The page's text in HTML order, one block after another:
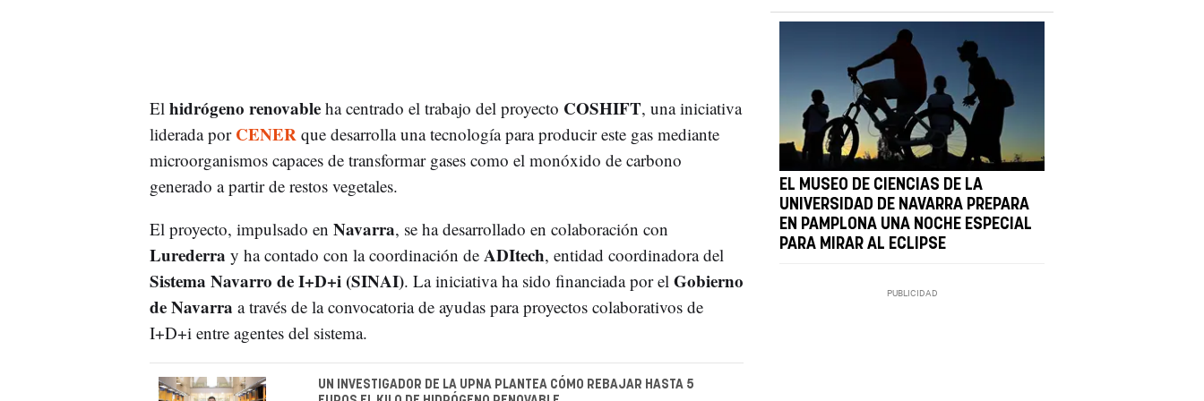
El hidrógeno renovableha centrado el trabajo del proyecto COSHIFT, una iniciativa
liderada por CENER que desarrolla una tecnología para producir este gas mediante
microorganismos capaces de transformar gases como el monóxido de carbono
generado a partir de restos vegetales.
El proyecto, impulsado en Navarra, se ha desarrollado en colaboración con
Lurederra y ha contado con la coordinación de ADItech, entidad coordinadora del
Sistema Navarro de I+D+i (SINAI). La iniciativa ha sido financiada por el Gobierno
de Navarra a través de la convocatoria de ayudas para proyectos colaborativos de
I+D+i entre agentes del sistema.
UN INVESTIGADOR DE LA UPNA PLANTEA CÓMO REBAJAR HASTA 5
EL MUSEO DE CIENCIAS DE LA
UNIVERSIDAD DE NAVARRA PREPARA
EN PAMPLONA UNA NOCHE ESPECIAL
PARA MIRAR AL ECLIPSE